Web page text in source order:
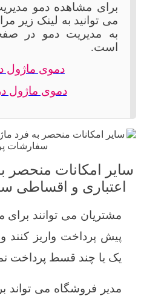
برای مشاهده دمو
می توانید به لینک زیر
به مدیریت دمو در
است.
دموی ماژول
دموی ماژول
سایر امکانات منحصر
اعتباری و اقساطی
مشتریان می توانند
پیش پرداخت واریز کنند و
یک یا چند قسط پرداخت
مدیر فروشگاه می تواند